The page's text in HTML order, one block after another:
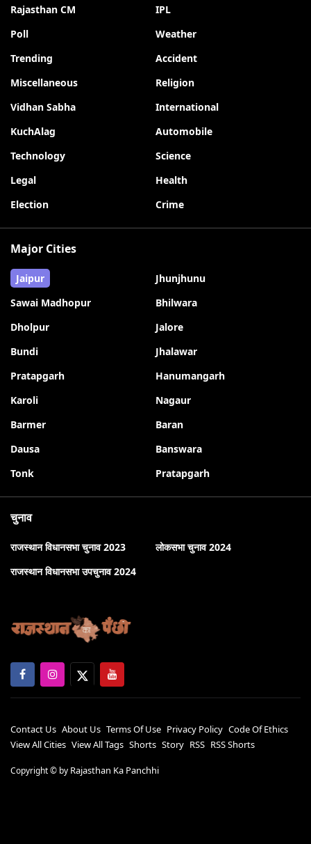
Rajasthan CM
IPL
Poll
Weather
Trending
Accident
Miscellaneous
Religion
Vidhan Sabha
International
KuchAlag
Automobile
Technology
Science
Legal
Health
Election
Crime
Major Cities
Jaipur
Jhunjhunu
Sawai Madhopur
Bhilwara
Dholpur
Jalore
Bundi
Jhalawar
Pratapgarh
Hanumangarh
Karoli
Nagaur
Barmer
Baran
Dausa
Banswara
Tonk
Pratapgarh
चुनाव
राजस्थान विधानसभा चुनाव 2023
लोकसभा चुनाव 2024
राजस्थान विधानसभा उपचुनाव 2024
Contact Us About Us Terms Of Use Privacy Policy Code Of Ethics
View All Cities View All Tags Shorts Story RSS RSS Shorts
Copyright © by Rajasthan Ka Panchhi